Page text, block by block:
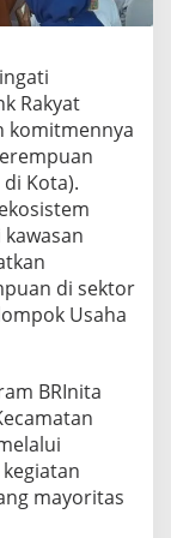
Rakyat
komitmennya
Kota).
di sektor
Usaha
BRInita
mayoritas